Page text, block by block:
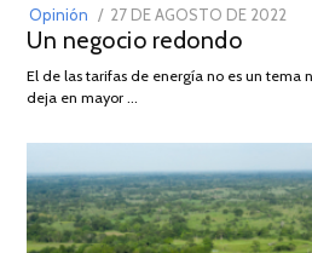
Opinión
POSTED
ON
27 DE AGOSTO DE 2022
DE
Un negocio redondo
El de las tarifas de energía no es un tema
deja en mayor …